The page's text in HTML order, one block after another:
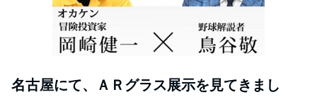
名古屋にて、ＡＲグラス展示を見てきまし